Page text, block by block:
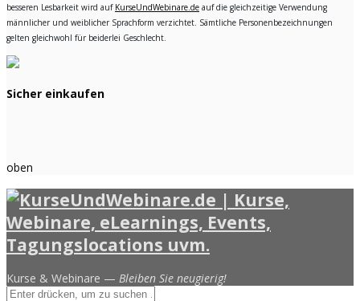
besseren Lesbarkeit wird auf KurseUndWebinare.de auf die gleichzeitige Verwendung
männlicher und weiblicher Sprachform verzichtet. Sämtliche Personenbezeichnungen
gelten gleichwohl für beiderlei Geschlecht.
Sicher einkaufen
oben
Kurse & Webinare — Bleiben Sie neugierig!